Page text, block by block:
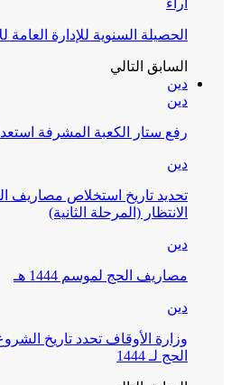
آراء
الحصيلة السنوية للإدارة العامة
السابق التالي
دين
دين
رفع ستار الكعبة المشرفة
دين
تحديد تاريخ استخلاص مصاريف
الانتظار (المرحلة الثانية)
دين
مصاريف الحج لموسم 1444 هـ
دين
وزارة الأوقاف تحدد تاريخ
الحج لـ 1444